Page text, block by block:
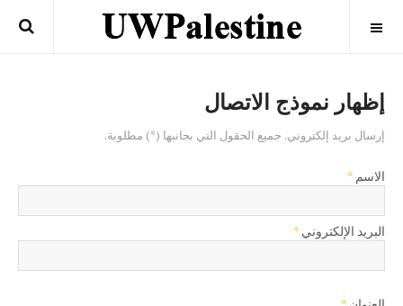
إظهار نموذج الاتصال
إرسال بريد إلكتروني. جميع الحقول التي بجانبها (*) مطلوبة.
الاسم *
البريد الإلكتروني *